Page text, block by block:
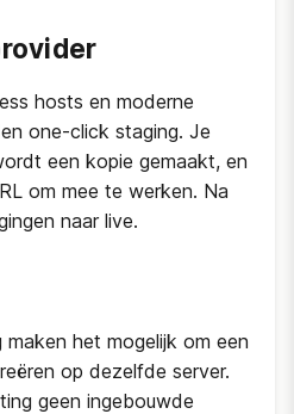
hosts en moderne
one-click staging. Je
een kopie gemaakt, en
om mee te werken. Na
naar live.
maken het mogelijk om een
op dezelfde server.
geen ingebouwde